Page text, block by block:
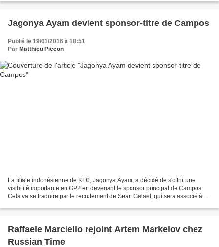
Jagonya Ayam devient sponsor-titre de Campos
Publié le 19/01/2016 à 18:51
Par Matthieu Piccon
La filiale indonésienne de KFC, Jagonya Ayam, a décidé de s'offrir une
visibilité importante en GP2 en devenant le sponsor principal de Campos.
Cela va se traduire par le recrutement de Sean Gelael, qui sera associé à
Raffaele Marciello rejoint Artem Markelov chez
Russian Time